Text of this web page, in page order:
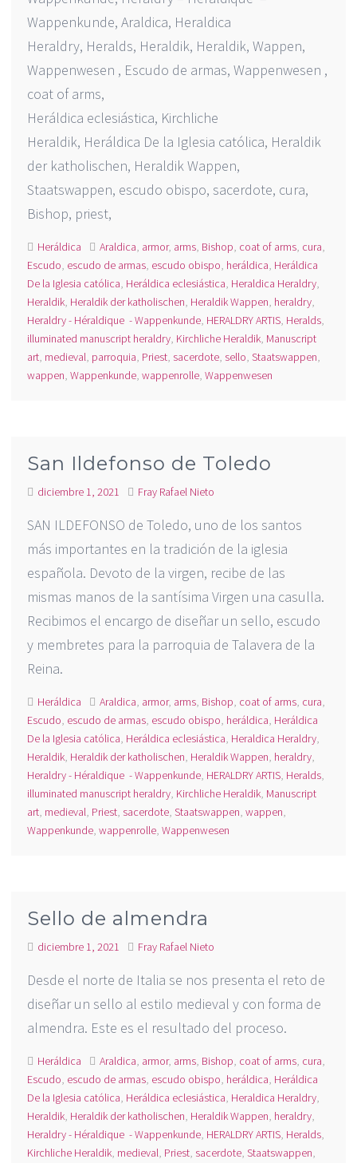
Wappenkunde, Araldica, Heraldica
Heraldry, Heralds, Heraldik, Heraldik, Wappen,
Wappenwesen , Escudo de armas, Wappenwesen ,
coat of arms,
Heráldica eclesiástica, Kirchliche
Heraldik, Heráldica De la Iglesia católica, Heraldik
der katholischen, Heraldik Wappen,
Staatswappen, escudo obispo, sacerdote, cura,
Bishop, priest,
Heráldica Araldica, armor, arms, Bishop, coat of arms, cura,
Escudo, escudo de armas, escudo obispo, heráldica, Heráldica
De la Iglesia católica, Heráldica eclesiástica, Heraldica Heraldry,
Heraldik, Heraldik der katholischen, Heraldik Wappen, heraldry,
Heraldry - Héraldique - Wappenkunde, HERALDRY ARTIS, Heralds,
illuminated manuscript heraldry, Kirchliche Heraldik, Manuscript
art, medieval, parroquia, Priest, sacerdote, sello,Staatswappen,
wappen,Wappenkunde,wappenrolle,Wappenwesen
San Ildefonso de Toledo
diciembre 1, 2021 Fray Rafael Nieto
SAN ILDEFONSO de Toledo, uno de los santos
más importantes en la tradición de la iglesia
española. Devoto de la virgen, recibe de las
mismas manos de la santísima Virgen una casulla.
Recibimos el encargo de diseñar un sello, escudo
y membretes para la parroquia de Talavera de la
Reina.
Heráldica Araldica, armor, arms, Bishop, coat of arms, cura,
Escudo, escudo de armas, escudo obispo, heráldica, Heráldica
De la Iglesia católica, Heráldica eclesiástica, Heraldica Heraldry,
Heraldik, Heraldik der katholischen, Heraldik Wappen, heraldry,
Heraldry - Héraldique - Wappenkunde, HERALDRY ARTIS, Heralds,
illuminated manuscript heraldry, Kirchliche Heraldik, Manuscript
art, medieval, Priest, sacerdote,Staatswappen,wappen,
Wappenkunde,wappenrolle,Wappenwesen
Sello de almendra
diciembre 1, 2021 Fray Rafael Nieto
Desde el norte de Italia se nos presenta el reto de
diseñar un sello al estilo medieval y con forma de
almendra. Este es el resultado del proceso.
Heráldica Araldica, armor, arms, Bishop, coat of arms, cura,
Escudo, escudo de armas, escudo obispo, heráldica, Heráldica
De la Iglesia católica, Heráldica eclesiástica, Heraldica Heraldry,
Heraldik, Heraldik der katholischen, Heraldik Wappen, heraldry,
Heraldry - Héraldique - Wappenkunde, HERALDRY ARTIS, Heralds,
Kirchliche Heraldik, medieval, Priest, sacerdote,Staatswappen,